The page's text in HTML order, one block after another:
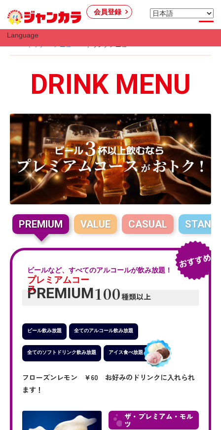
会員登録
Language
DRINK MENU
PREMIUM VALUE CASUAL
ビールなど、すべてのアルコールが飲み放題！
プレミアムコー
ス
PREMIUM100種類以上
ビール飲み放題 全てのアルコール飲み放題
全てのソフトドリンク飲み放題 アイス食べ放題
フローズンレモン ¥60 お好みのドリンクに入れられ
ます！
ザ・プレミアム・モル
ツ